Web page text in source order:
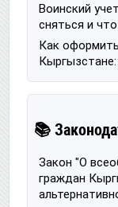
Воинский
сняться и
Как
📚
Закон "О
граждан